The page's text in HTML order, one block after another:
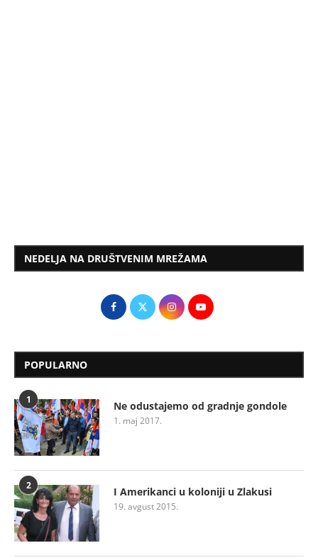
NEDELJA NA DRUŠTVENIM MREŽAMA
POPULARNO
1 Ne odustajemo od gradnje gondole
1. maj 2017.
2 I Amerikanci u koloniji u Zlakusi
19. avgust 2015.